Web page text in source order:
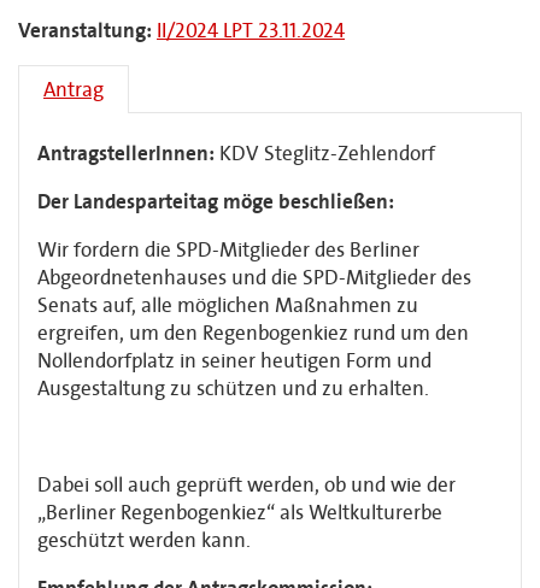
Veranstaltung: II/2024 LPT 23.11.2024
Antrag
AntragstellerInnen: KDV Steglitz-Zehlendorf
Der Landesparteitag möge beschließen:
Wir fordern die SPD-Mitglieder des Berliner
Abgeordnetenhauses und die SPD-Mitglieder des
Senats auf, alle möglichen Maßnahmen zu
ergreifen, um den Regenbogenkiez rund um den
Nollendorfplatz in seiner heutigen Form und
Ausgestaltung zu schützen und zu erhalten.
Dabei soll auch geprüft werden, ob und wie der
„Berliner Regenbogenkiez“ als Weltkulturerbe
geschützt werden kann.